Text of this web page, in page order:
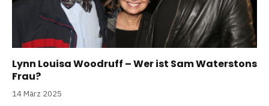
Lynn Louisa Woodruff – Wer ist Sam Waterstons
Frau?
14 März 2025